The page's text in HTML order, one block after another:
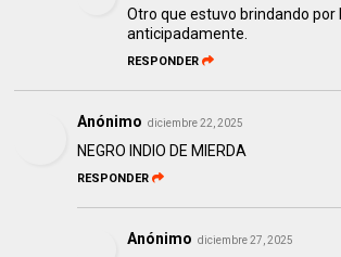
Otro que estuvo brindando por
anticipadamente.
RESPONDER
Anónimo diciembre 22, 2025
NEGRO INDIO DE MIERDA
RESPONDER
Anónimo diciembre 27, 2025